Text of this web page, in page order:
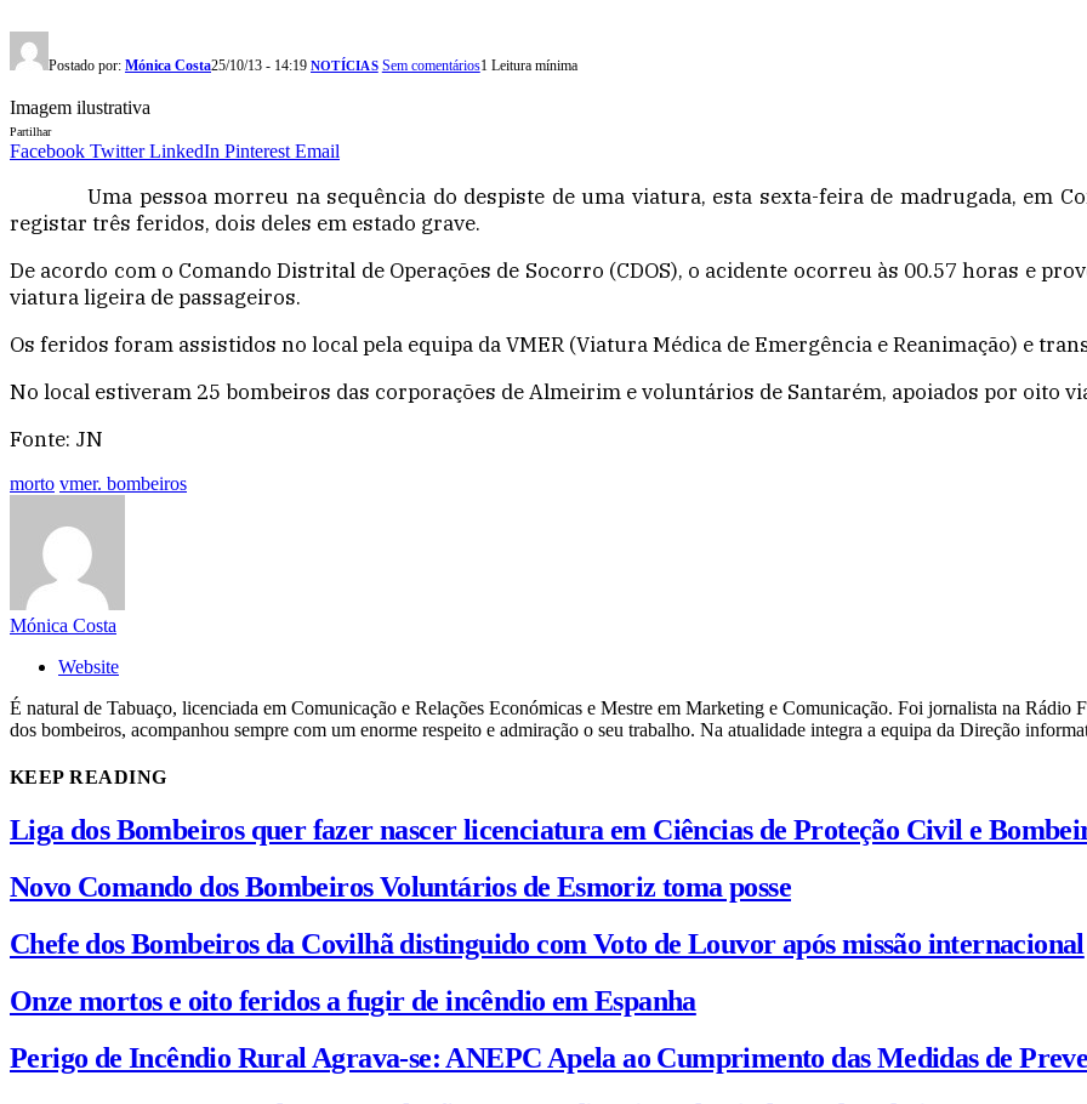
Postado por: Mónica Costa25/10/13 - 14:19 NOTÍCIAS Sem comentários1 Leitura mínima
Imagem ilustrativa
Partilhar
Facebook Twitter LinkedIn Pinterest Email
Uma pessoa morreu na sequência do despiste de uma viatura, esta sexta-feira de madrugada, em
registar três feridos, dois deles em estado grave.
De acordo com o Comando Distrital de Operações de Socorro (CDOS), o acidente ocorreu às 00.57 horas e
viatura ligeira de passageiros.
Os feridos foram assistidos no local pela equipa da VMER (Viatura Médica de Emergência e Reanimação) e
No local estiveram 25 bombeiros das corporações de Almeirim e voluntários de Santarém, apoiados por oito
Fonte: JN
morto vmer. bombeiros
Mónica Costa
Website
É natural de Tabuaço, licenciada em Comunicação e Relações Económicas e Mestre em Marketing e Comunicação. Foi jornalista na Rádio
dos bombeiros, acompanhou sempre com um enorme respeito e admiração o seu trabalho. Na atualidade integra a equipa da Direção
KEEP READING
Liga dos Bombeiros quer fazer nascer licenciatura em Ciências de Proteção Civil e
Novo Comando dos Bombeiros Voluntários de Esmoriz toma posse
Chefe dos Bombeiros da Covilhã distinguido com Voto de Louvor após missão internacional
Onze mortos e oito feridos a fugir de incêndio em Espanha
Perigo de Incêndio Rural Agrava-se: ANEPC Apela ao Cumprimento das Medidas de